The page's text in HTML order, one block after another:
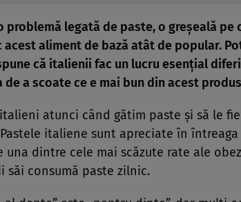
legată de paste, o greșeală pe
aliment de bază atât de popular.
că italienii fac un lucru esențial
a scoate ce e mai bun din acest
atunci când gătim paste și să le
italiene sunt apreciate în întreaga
una dintre cele mai scăzute rate ale
săi consumă paste zilnic.